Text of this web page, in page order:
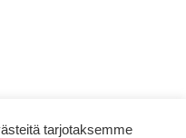
tarjotaksemme